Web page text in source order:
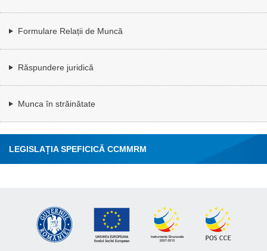
Formulare Relații de Muncă
Răspundere juridică
Munca în străinătate
LEGISLAȚIA SPEFICICĂ CCMMRM